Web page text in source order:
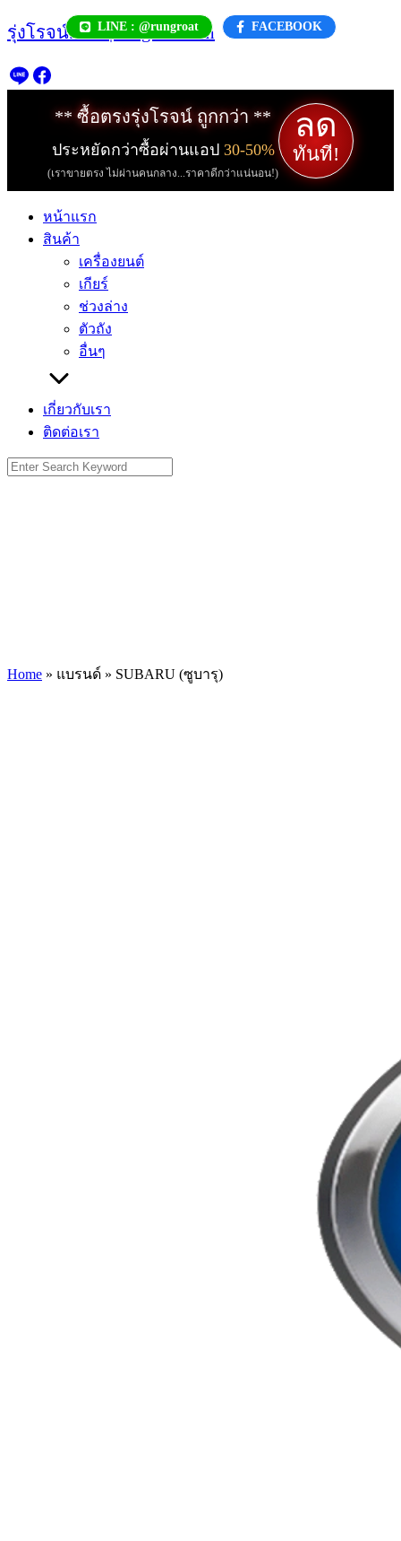
Skip
to
LINE : @rungroat FACEBOOK
รุ่งโรจน์.com | rungroat.com
** ซื้อตรงรุ่งโรจน์ ถูกกว่า **
ประหยัดกว่าซื้อผ่านแอป 30-50%
(เราขายตรง ไม่ผ่านคนกลาง...ราคาดีกว่าแน่นอน!)
ลด
ทันที!
หน้าแรก
สินค้า
เครื่องยนต์
เกียร์
ช่วงล่าง
ตัวถัง
อื่นๆ
เกี่ยวกับเรา
ติดต่อเรา
Search
for:
Home » แบรนด์ » SUBARU (ซูบารุ)